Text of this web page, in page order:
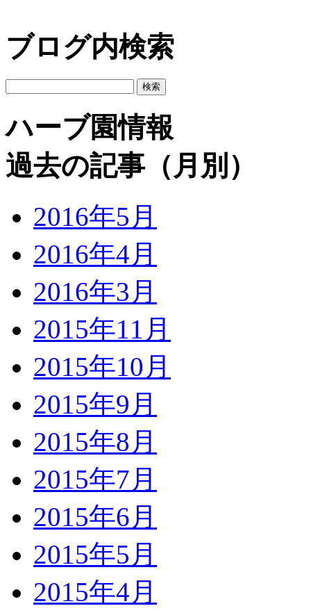
ブログ内検索
ハーブ園情報
過去の記事（月別）
2016年5月
2016年4月
2016年3月
2015年11月
2015年10月
2015年9月
2015年8月
2015年7月
2015年6月
2015年5月
2015年4月